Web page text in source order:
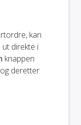
kan
direkte i
knappen
deretter